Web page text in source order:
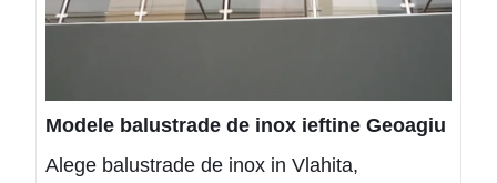
Modele balustrade de inox ieftine Geoagiu
Alege balustrade de inox in Vlahita,